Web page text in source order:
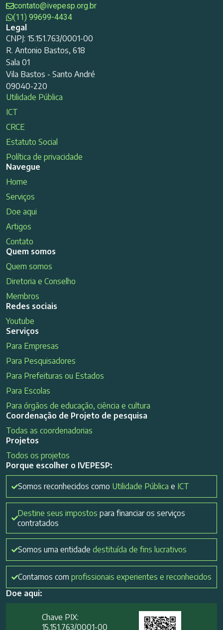
contato@ivepesp.org.br
(11) 99699-4434
Legal
CNPJ: 15.151.763/0001-00
R. Antonio Bastos, 618
Sala 01
Vila Bastos - Santo André
09040-220
Utilidade Pública
ICT
CRCE
Estatuto Social
Política de privacidade
Navegue
Home
Serviços
Doe aqui
Artigos
Contato
Quem somos
Quem somos
Diretoria e Conselho
Membros
Redes sociais
Youtube
Serviços
Para Empresas
Para Pesquisadores
Para Prefeituras ou Estados
Para Escolas
Para órgãos de educação, ciência e cultura
Coordenação de Projeto de pesquisa
Todas as coordenadorias
Projetos
Todos os projetos
Porque escolher o IVEPESP:
Somos reconhecidos como Utilidade Pública e ICT
Destine seus impostos para financiar os serviços
contratados
Somos uma entidade destituída de fins lucrativos
Contamos com profissionais experientes e reconhecidos
Doe aqui:
Chave PIX:
15.151.763/0001-00​